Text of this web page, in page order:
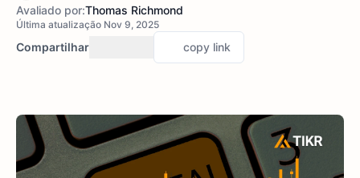
Avaliado por:Thomas Richmond
Última atualização Nov 9, 2025
Compartilhar copy link